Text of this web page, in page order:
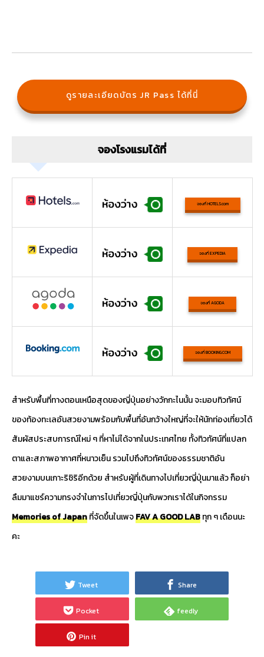
ดูรายละเอียดบัตร JR Pass ได้ที่นี่
จองโรงแรมได้ที่
จองที่ HOTELS.com
จองที่ EXPEDIA
จองที่ AGODA
จองที่ BOOKING.COM
สำหรับพื้นที่ทางตอนเหนือสุดของญี่ปุ่นอย่างวักกะไนนั้น จะมอบทิวทัศน์
ของท้องทะเลอันสวยงามพร้อมกับพื้นที่อันกว้างใหญ่ที่จะให้นักท่องเที่ยวได้
สัมผัสประสบการณ์ใหม่ ๆ ที่หาไม่ได้จากในประเทศไทย ทั้งทิวทัศน์ที่แปลก
ตาและสภาพอากาศที่หนาวเย็น รวมไปถึงทิวทัศน์ของธรรมชาติอัน
สวยงามบนเกาะริชิริอีกด้วย สำหรับผู้ที่เดินทางไปเที่ยวญี่ปุ่นมาแล้ว ก็อย่า
ลืมมาแชร์ความทรงจำในการไปเที่ยวญี่ปุ่นกับพวกเราได้ในกิจกรรม
Memories of Japanที่จัดขึ้นในเพจFAV A GOOD LABทุก ๆ เดือนนะ
คะ
Tweet Share
Pocket feedly
Pin it